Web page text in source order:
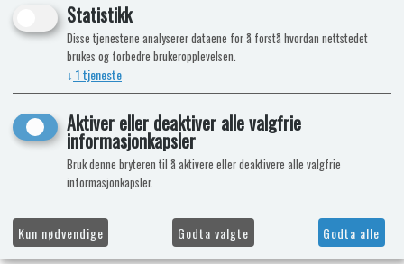
Statistikk
Disse tjenestene analyserer dataene for å forstå hvordan nettstedet
brukes og forbedre brukeropplevelsen.
↓ 1tjeneste
Aktiver eller deaktiver alle valgfrie
informasjonkapsler
Bruk denne bryteren til å aktivere eller deaktivere alle valgfrie
informasjonkapsler.
Kun nødvendige Godta valgte Godta alle